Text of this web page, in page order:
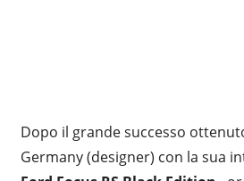
Dopo il grande successo
Germany (designer) con la sua